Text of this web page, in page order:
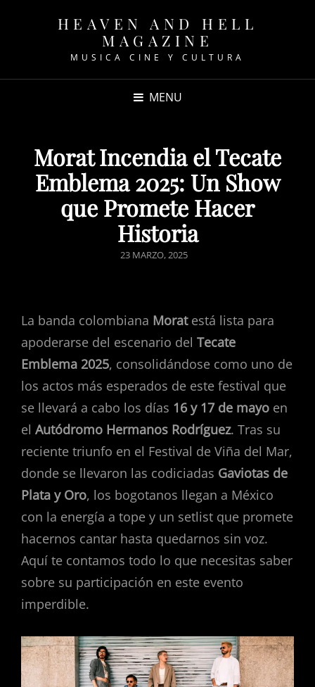
HEAVEN AND HELL
MAGAZINE
MUSICA CINE Y CULTURA
MENU
Morat Incendia el Tecate
Emblema 2025: Un Show
que Promete Hacer
Historia
POSTED
23 MARZO, 2025
La banda colombiana Moratestá lista para
apoderarse del escenario del Tecate
Emblema 2025, consolidándose como uno de
los actos más esperados de este festival que
se llevará a cabo los días 16 y 17 de mayo en
el Autódromo Hermanos Rodríguez. Tras su
reciente triunfo en el Festival de Viña del Mar,
donde se llevaron las codiciadas Gaviotas de
Plata y Oro, los bogotanos llegan a México
con la energía a tope y un setlist que promete
hacernos cantar hasta quedarnos sin voz.
Aquí te contamos todo lo que necesitas saber
sobre su participación en este evento
imperdible.